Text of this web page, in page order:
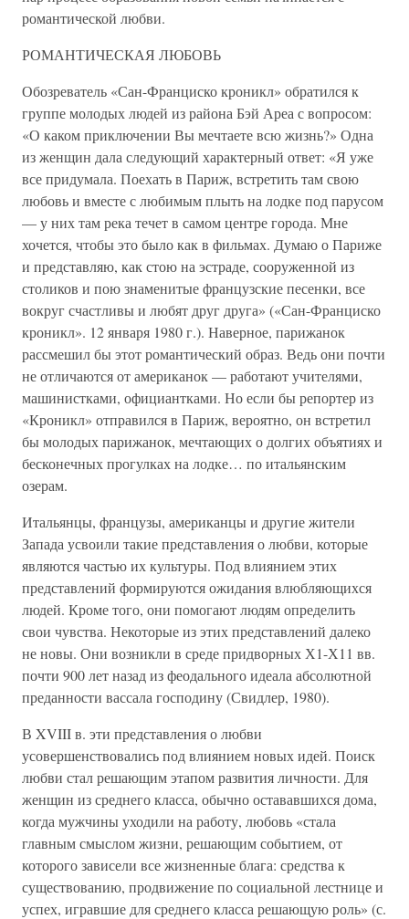
романтической любви.
РОМАНТИЧЕСКАЯ ЛЮБОВЬ
Обозреватель «Сан-Франциско кроникл» обратился к
группе молодых людей из района Бэй Ареа с вопросом:
«О каком приключении Вы мечтаете всю жизнь?» Одна
из женщин дала следующий характерный ответ: «Я уже
все придумала. Поехать в Париж, встретить там свою
любовь и вместе с любимым плыть на лодке под парусом
— у них там река течет в самом центре города. Мне
хочется, чтобы это было как в фильмах. Думаю о Париже
и представляю, как стою на эстраде, сооруженной из
столиков и пою знаменитые французские песенки, все
вокруг счастливы и любят друг друга» («Сан-Франциско
кроникл». 12 января 1980 г.). Наверное, парижанок
рассмешил бы этот романтический образ. Ведь они почти
не отличаются от американок — работают учителями,
машинистками, официантками. Но если бы репортер из
«Кроникл» отправился в Париж, вероятно, он встретил
бы молодых парижанок, мечтающих о долгих объятиях и
бесконечных прогулках на лодке… по итальянским
озерам.
Итальянцы, французы, американцы и другие жители
Запада усвоили такие представления о любви, которые
являются частью их культуры. Под влиянием этих
представлений формируются ожидания влюбляющихся
людей. Кроме того, они помогают людям определить
свои чувства. Некоторые из этих представлений далеко
не новы. Они возникли в среде придворных Х1-Х11 вв.
почти 900 лет назад из феодального идеала абсолютной
преданности вассала господину (Свидлер, 1980).
В XVIII в. эти представления о любви
усовершенствовались под влиянием новых идей. Поиск
любви стал решающим этапом развития личности. Для
женщин из среднего класса, обычно остававшихся дома,
когда мужчины уходили на работу, любовь «стала
главным смыслом жизни, решающим событием, от
которого зависели все жизненные блага: средства к
существованию, продвижение по социальной лестнице и
успех, игравшие для среднего класса решающую роль» (с.